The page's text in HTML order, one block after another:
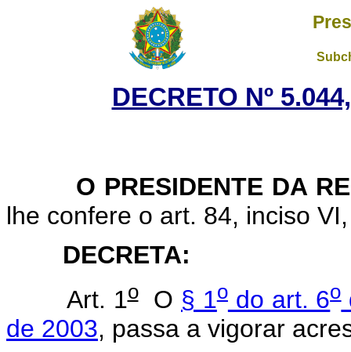
DECRETO Nº
O PRESIDENTE DA
lhe confere o art. 84, inciso
DECRETA:
Art. 1o O § 1odo art. 6o
de 2003, passa a vigorar